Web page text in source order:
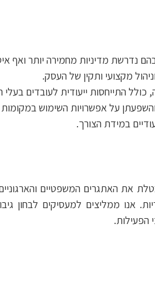
נדרשת מדיניות מחמירה יותר ואף
מקצועי ותקין של העסק.
התייחסות ייעודית לעובדים בעלי
והשפעתן על אפשרויות השימוש
במידת הצורך.
את האתגרים המשפטיים
אנו ממליצים למעסיקים לבחון
הפעילות.